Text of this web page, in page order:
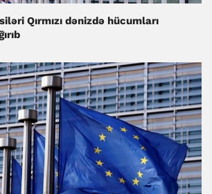
Qırmızı dənizdə hücumları